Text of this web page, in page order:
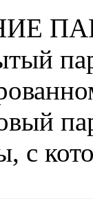
с